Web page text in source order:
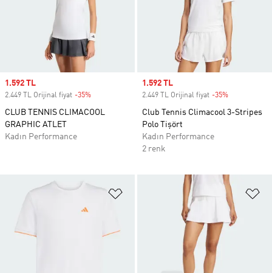
Sale price
1.592 TL
2.449 TL Orijinal fiyat -35%
CLUB TENNIS CLIMACOOL
GRAPHIC ATLET
Kadın Performance
Sale price
1.592 TL
2.449 TL Orijinal fiyat -35%
Club Tennis Climacool 3-Stripes
Polo Tişört
Kadın Performance
2 renk
Favori Listesine Ekle